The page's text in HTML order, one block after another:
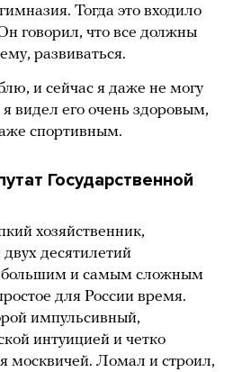
Тогда это входило
говорил, что все должны
развиваться.
и сейчас я даже не могу
видел его очень здоровым,
спортивным.
Государственной
хозяйственник,
десятилетий
и самым сложным
для России время.
импульсивный,
интуицией и четко
москвичей. Ломал и строил,